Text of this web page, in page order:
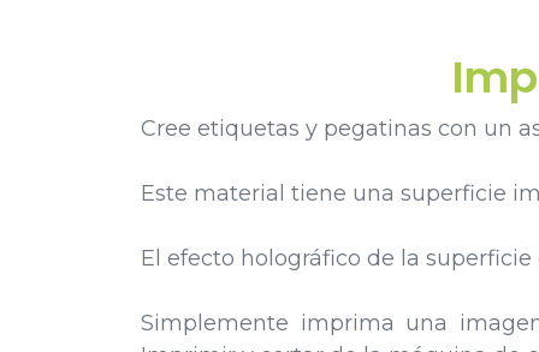
Cree etiquetas y pegatinas con un
Este material tiene una superficie
El efecto holográfico de la
Simplemente imprima una